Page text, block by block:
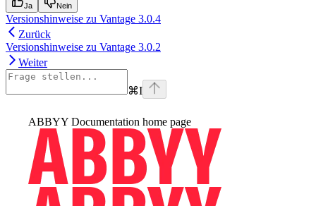
Ja Nein
Versionshinweise zu Vantage 3.0.4
Zurück
Versionshinweise zu Vantage 3.0.2
Weiter
⌘I
ABBYY Documentation home page